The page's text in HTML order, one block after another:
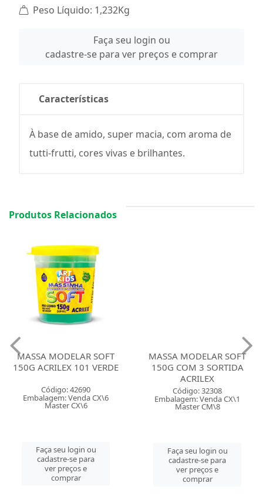
Peso Líquido: 1,232Kg
Faça seu login ou
cadastre-se para ver preços e comprar
Características
À base de amido, super macia, com aroma de
tutti-frutti, cores vivas e brilhantes.
Produtos Relacionados
MASSA MODELAR SOFT
150G ACRILEX 101 VERDE
Código: 42690
Embalagem: Venda CX\6
Master CX\6
Faça seu login ou
cadastre-se para
ver preços e
comprar
MASSA MODELAR SOFT
150G COM 3 SORTIDA
ACRILEX
Código: 32308
Embalagem: Venda CX\1
Master CM\8
Faça seu login ou
cadastre-se para
ver preços e
comprar